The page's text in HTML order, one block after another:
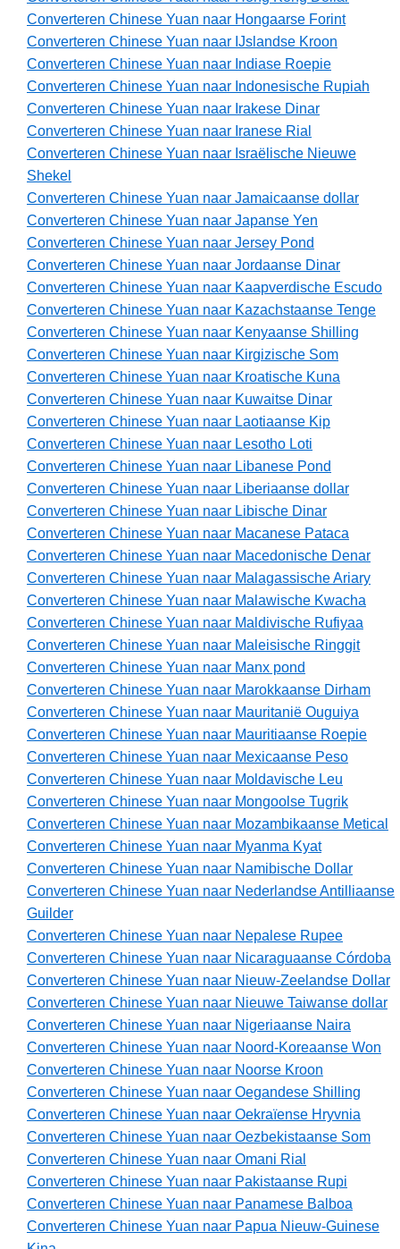
Converteren Chinese Yuan naar Hongaarse Forint
Converteren Chinese Yuan naar IJslandse Kroon
Converteren Chinese Yuan naar Indiase Roepie
Converteren Chinese Yuan naar Indonesische Rupiah
Converteren Chinese Yuan naar Irakese Dinar
Converteren Chinese Yuan naar Iranese Rial
Converteren Chinese Yuan naar Israëlische Nieuwe
Shekel
Converteren Chinese Yuan naar Jamaicaanse dollar
Converteren Chinese Yuan naar Japanse Yen
Converteren Chinese Yuan naar Jersey Pond
Converteren Chinese Yuan naar Jordaanse Dinar
Converteren Chinese Yuan naar Kaapverdische Escudo
Converteren Chinese Yuan naar Kazachstaanse Tenge
Converteren Chinese Yuan naar Kenyaanse Shilling
Converteren Chinese Yuan naar Kirgizische Som
Converteren Chinese Yuan naar Kroatische Kuna
Converteren Chinese Yuan naar Kuwaitse Dinar
Converteren Chinese Yuan naar Laotiaanse Kip
Converteren Chinese Yuan naar Lesotho Loti
Converteren Chinese Yuan naar Libanese Pond
Converteren Chinese Yuan naar Liberiaanse dollar
Converteren Chinese Yuan naar Libische Dinar
Converteren Chinese Yuan naar Macanese Pataca
Converteren Chinese Yuan naar Macedonische Denar
Converteren Chinese Yuan naar Malagassische Ariary
Converteren Chinese Yuan naar Malawische Kwacha
Converteren Chinese Yuan naar Maldivische Rufiyaa
Converteren Chinese Yuan naar Maleisische Ringgit
Converteren Chinese Yuan naar Manx pond
Converteren Chinese Yuan naar Marokkaanse Dirham
Converteren Chinese Yuan naar Mauritanië Ouguiya
Converteren Chinese Yuan naar Mauritiaanse Roepie
Converteren Chinese Yuan naar Mexicaanse Peso
Converteren Chinese Yuan naar Moldavische Leu
Converteren Chinese Yuan naar Mongoolse Tugrik
Converteren Chinese Yuan naar Mozambikaanse Metical
Converteren Chinese Yuan naar Myanma Kyat
Converteren Chinese Yuan naar Namibische Dollar
Converteren Chinese Yuan naar Nederlandse Antilliaanse
Guilder
Converteren Chinese Yuan naar Nepalese Rupee
Converteren Chinese Yuan naar Nicaraguaanse Córdoba
Converteren Chinese Yuan naar Nieuw-Zeelandse Dollar
Converteren Chinese Yuan naar Nieuwe Taiwanse dollar
Converteren Chinese Yuan naar Nigeriaanse Naira
Converteren Chinese Yuan naar Noord-Koreaanse Won
Converteren Chinese Yuan naar Noorse Kroon
Converteren Chinese Yuan naar Oegandese Shilling
Converteren Chinese Yuan naar Oekraïense Hryvnia
Converteren Chinese Yuan naar Oezbekistaanse Som
Converteren Chinese Yuan naar Omani Rial
Converteren Chinese Yuan naar Pakistaanse Rupi
Converteren Chinese Yuan naar Panamese Balboa
Converteren Chinese Yuan naar Papua Nieuw-Guinese